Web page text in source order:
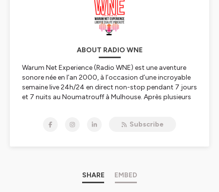
ABOUT RADIO WNE
Warum Net Experience (Radio WNE) est une aventure
sonore née en l’an 2000, à l’occasion d’une incroyable
semaine live 24h/24 en direct non-stop pendant 7 jours
et 7 nuits au Noumatrouff à Mulhouse. Après plusieurs
aux médias, à l'information, au numérique et à l'IA, les
citoyens ou décalés pour refaire le monde – et
réinventer Mulhouse capitale du monde ;-)
Subscribe
SHARE EMBED